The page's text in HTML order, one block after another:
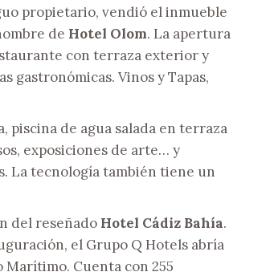
propietario, vendió el inmueble
de Hotel Olom. La apertura
con terraza exterior y
Vinos y Tapas,
piscina de agua salada en terraza
exposiciones de arte… y
La tecnología también tiene un
del reseñado Hotel Cádiz Bahía.
el Grupo Q Hotels abría
Marítimo. Cuenta con 255